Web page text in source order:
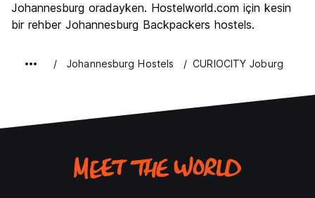
Johannesburg oradayken. Hostelworld.com için kesin
bir rehber Johannesburg Backpackers hostels.
Johannesburg Hostels CURIOCITY Joburg